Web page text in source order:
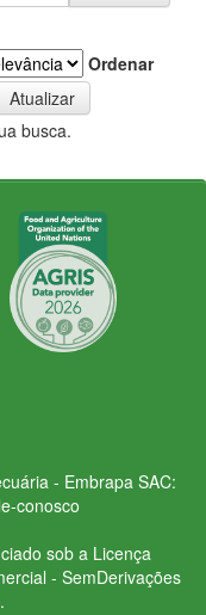
Ordenar
busca.
- Embrapa SAC:
conosco
sob a Licença
- SemDerivações